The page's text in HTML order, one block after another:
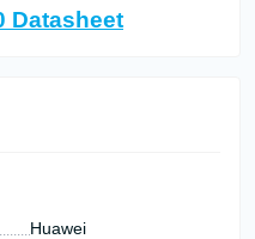
Datasheet
Huawei